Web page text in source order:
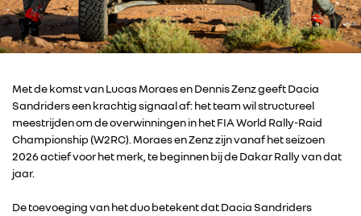
Met de komst van Lucas Moraes en Dennis Zenz geeft Dacia
Sandriders een krachtig signaal af: het team wil structureel
meestrijden om de overwinningen in het FIA World Rally-Raid
Championship (W2RC). Moraes en Zenz zijn vanaf het seizoen
2026 actief voor het merk, te beginnen bij de Dakar Rally van dat
jaar.
De toevoeging van het duo betekent dat Dacia Sandriders